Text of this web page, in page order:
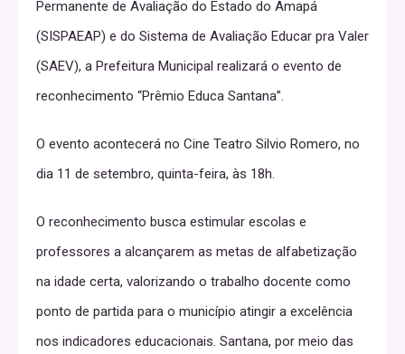
Permanente de Avaliação do Estado do Amapá
(SISPAEAP) e do Sistema de Avaliação Educar pra Valer
(SAEV), a Prefeitura Municipal realizará o evento de
reconhecimento “Prêmio Educa Santana”.
O evento acontecerá no Cine Teatro Silvio Romero, no
dia 11 de setembro, quinta-feira, às 18h.
O reconhecimento busca estimular escolas e
professores a alcançarem as metas de alfabetização
na idade certa, valorizando o trabalho docente como
ponto de partida para o município atingir a excelência
nos indicadores educacionais. Santana, por meio das